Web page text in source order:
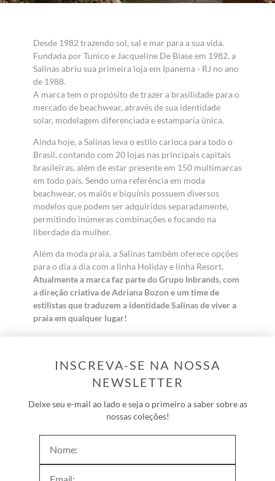
Desde 1982 trazendo sol, sal e mar para a sua vida.
Fundada por Tunico e Jacqueline De Biase em 1982, a
Salinas abriu sua primeira loja em Ipanema - RJ no ano
de 1988.
A marca tem o propósito de trazer a brasilidade para o
mercado de beachwear, através de sua identidade
solar, modelagem diferenciada e estamparia única.
Ainda hoje, a Salinas leva o estilo carioca para todo o
Brasil, contando com 20 lojas nas principais capitais
brasileiras, além de estar presente em 150 multimarcas
em todo país. Sendo uma referência em moda
beachwear, os maiôs e biquínis possuem diversos
modelos que podem ser adquiridos separadamente,
permitindo inúmeras combinações e focando na
liberdade da mulher.
Além da moda praia, a Salinas também oferece opções
para o dia a dia com a linha Holiday e linha Resort.
Atualmente a marca faz parte do Grupo Inbrands, com
a direção criativa de Adriana Bozon e um time de
estilistas que traduzem a identidade Salinas de viver a
praia em qualquer lugar!
INSCREVA-SE NA NOSSA
NEWSLETTER
Deixe seu e-mail ao lado e seja o primeiro a saber sobre as
nossas coleções!